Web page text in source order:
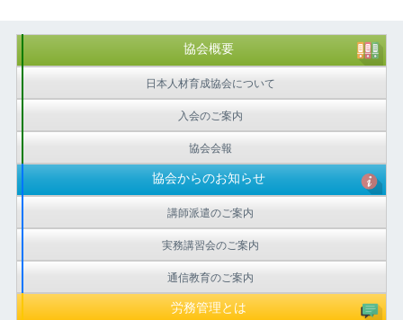
協会概要
日本人材育成協会について
入会のご案内
協会会報
協会からのお知らせ
講師派遣のご案内
実務講習会のご案内
通信教育のご案内
労務管理とは